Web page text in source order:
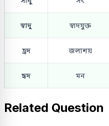
স্বাদু স্বাদযুক্ত
হ্রদ জলাশয়
হৃদ মন
Related Question